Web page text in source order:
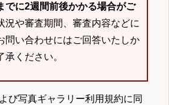
でに2週間前後かかる場合がご
況や審査期間、審査内容などに
問い合わせにはご回答いたしか
ください。
び写真ギャラリー利用規約に同